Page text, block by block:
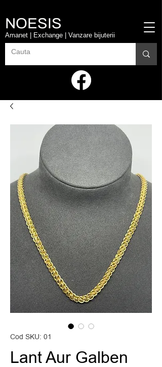
NOESIS
Amanet | Exchange | Vanzare bijuterii
Cod SKU: 01
Lant Aur Galben